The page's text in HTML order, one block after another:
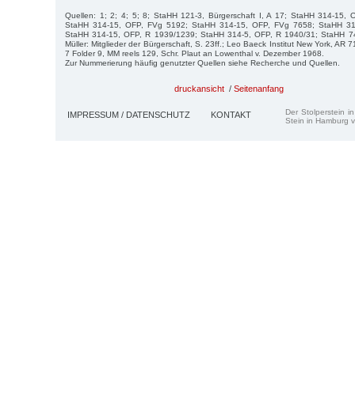
Quellen: 1; 2; 4; 5; 8; StaHH 121-3, Bürgerschaft I, A 17; StaHH 314-15,
StaHH 314-15, OFP, FVg 5192; StaHH 314-15, OFP, FVg 7658; StaHH
StaHH 314-15, OFP, R 1939/1239; StaHH 314-5, OFP, R 1940/31; StaHH
Müller: Mitglieder der Bürgerschaft, S. 23ff.; Leo Baeck Institut New York, AR
7 Folder 9, MM reels 129, Schr. Plaut an Lowenthal v. Dezember 1968.
Zur Nummerierung häufig genutzter Quellen siehe Recherche und Quellen.
druckansicht / Seitenanfang
IMPRESSUM / DATENSCHUTZ KONTAKT
Der Stolperstein
Stein in Hamburg